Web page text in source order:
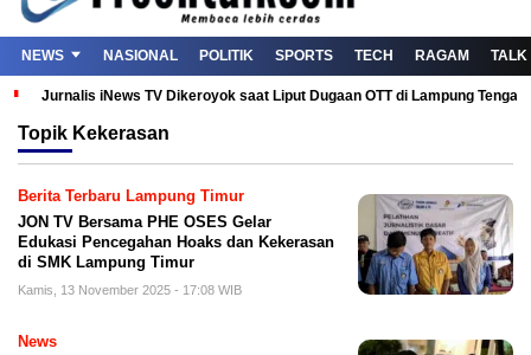
NEWS NASIONAL POLITIK SPORTS TECH RAGAM TALK
Jurnalis iNews TV Dikeroyok saat Liput Dugaan OTT di Lampung
Topik Kekerasan
Berita Terbaru Lampung Timur
JON TV Bersama PHE OSES Gelar
Edukasi Pencegahan Hoaks dan Kekerasan
di SMK Lampung Timur
Kamis, 13 November 2025 - 17:08 WIB
News